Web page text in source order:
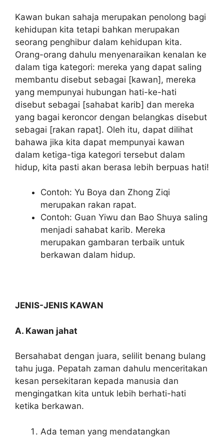
Kawan bukan sahaja merupakan penolong bagi
kehidupan kita tetapi bahkan merupakan
seorang penghibur dalam kehidupan kita.
Orang-orang dahulu menyenaraikan kenalan ke
dalam tiga kategori: mereka yang dapat saling
membantu disebut sebagai [kawan], mereka
yang mempunyai hubungan hati-ke-hati
disebut sebagai [sahabat karib] dan mereka
yang bagai keroncor dengan belangkas disebut
sebagai [rakan rapat]. Oleh itu, dapat dilihat
bahawa jika kita dapat mempunyai kawan
dalam ketiga-tiga kategori tersebut dalam
hidup, kita pasti akan berasa lebih berpuas hati!
Contoh: Yu Boya dan Zhong Ziqi
merupakan rakan rapat.
Contoh: Guan Yiwu dan Bao Shuya saling
menjadi sahabat karib. Mereka
merupakan gambaran terbaik untuk
berkawan dalam hidup.
JENIS-JENIS KAWAN
A. Kawan jahat
Bersahabat dengan juara, selilit benang bulang
tahu juga. Pepatah zaman dahulu menceritakan
kesan persekitaran kepada manusia dan
mengingatkan kita untuk lebih berhati-hati
ketika berkawan.
Ada teman yang mendatangkan